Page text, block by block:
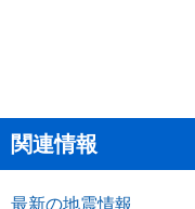
関連情報
最新の地震情報